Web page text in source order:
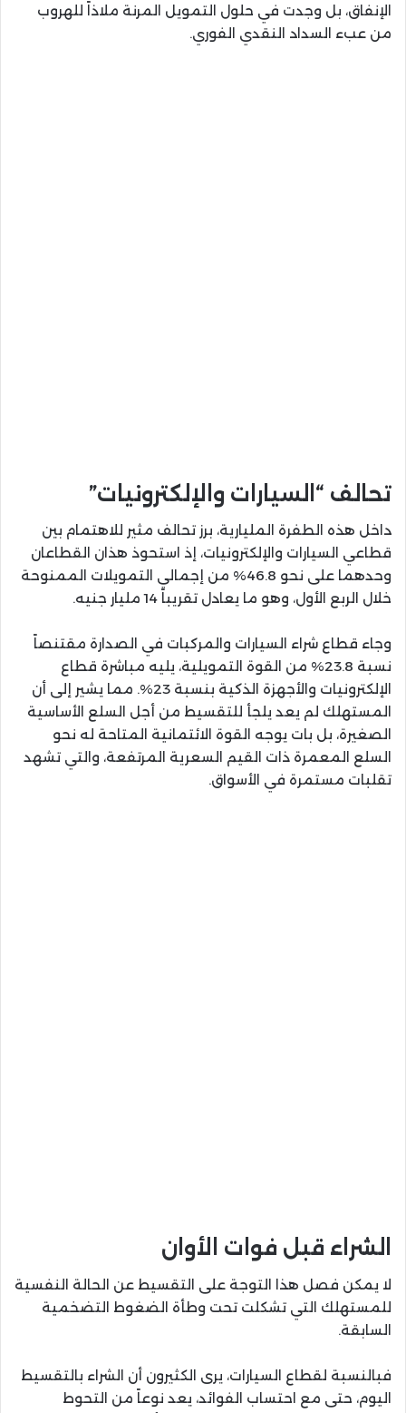
الإنفاق، بل وجدت في حلول التمويل المرنة ملاذاً للهروب
من عبء السداد النقدي الفوري.
تحالف “السيارات والإلكترونيات”
داخل هذه الطفرة المليارية، برز تحالف مثير للاهتمام بين
قطاعي السيارات والإلكترونيات، إذ استحوذ هذان القطاعان
وحدهما على نحو 46.8% من إجمالي التمويلات الممنوحة
خلال الربع الأول، وهو ما يعادل تقريباً 14 مليار جنيه.
وجاء قطاع شراء السيارات والمركبات في الصدارة مقتنصاً
نسبة 23.8% من القوة التمويلية، يليه مباشرة قطاع
الإلكترونيات والأجهزة الذكية بنسبة 23%. مما يشير إلى أن
المستهلك لم يعد يلجأ للتقسيط من أجل السلع الأساسية
الصغيرة، بل بات يوجه القوة الائتمانية المتاحة له نحو
السلع المعمرة ذات القيم السعرية المرتفعة، والتي تشهد
تقلبات مستمرة في الأسواق.
الشراء قبل فوات الأوان
لا يمكن فصل هذا التوجة على التقسيط عن الحالة النفسية
للمستهلك التي تشكلت تحت وطأة الضغوط التضخمية
السابقة.
فبالنسبة لقطاع السيارات، يرى الكثيرون أن الشراء بالتقسيط
اليوم، حتى مع احتساب الفوائد، يعد نوعاً من التحوط